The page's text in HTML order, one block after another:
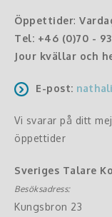
Öppettider:
Tel: +46 (0)70 -
Jour kvällar och
E-post:
Vi svarar på ditt
öppettider
Sveriges Talare
Besöksadress:
Kungsbron 23